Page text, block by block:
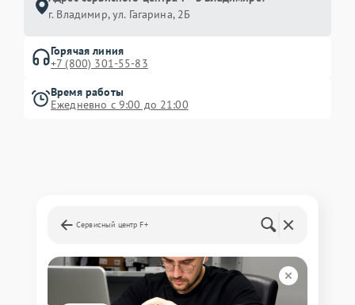
г. Владимир, ул. Гагарина, 2Б
Горячая линия
+7 (800) 301-55-83
Время работы
Ежедневно с 9:00 до 21:00
Сервисный центр F+